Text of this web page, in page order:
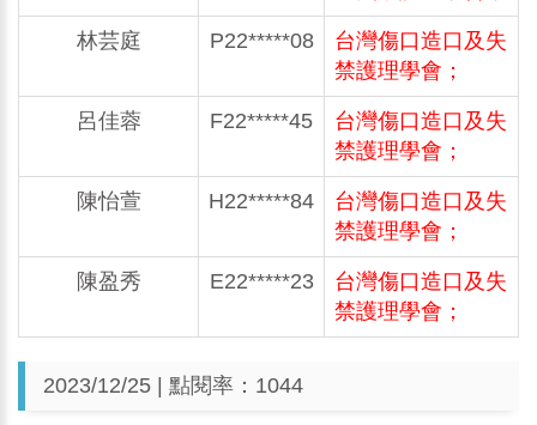
林芸庭 P22*****08
台灣傷口造口及失
禁護理學會；
呂佳蓉 F22*****45
台灣傷口造口及失
禁護理學會；
陳怡萱 H22*****84
台灣傷口造口及失
禁護理學會；
陳盈秀 E22*****23
台灣傷口造口及失
禁護理學會；
2023/12/25 | 點閱率：1044